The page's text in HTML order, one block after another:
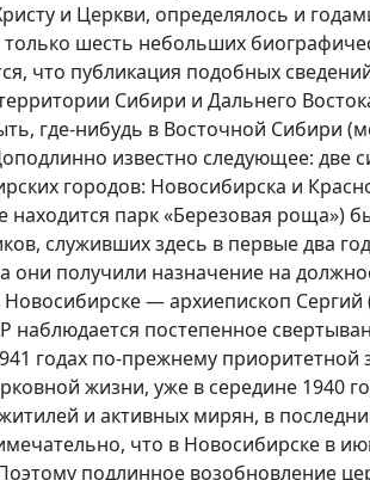
и Церкви, определялось и
шесть небольших
что публикация подобных
Сибири и Дальнего
где-нибудь в Восточной Сибири
известно следующее: две
городов: Новосибирска и
находится парк «Березовая роща»)
служивших здесь в первые два
получили назначение на
— архиепископ Сергий
постепенное
годах по-прежнему приоритетной
жизни, уже в середине 1940
и активных мирян, в
что в Новосибирске в
подлинное возобновление